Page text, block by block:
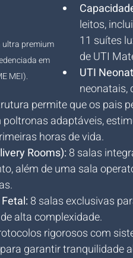
ultra premium
em
MEI).
leitos,
11 suítes
de UTI
UTI
neonatais,
permite que os pais
adaptáveis,
horas de vida.
Rooms): 8 salas
além de uma sala
8 salas exclusivas
alta complexidade.
rigorosos com
garantir tranquilidade